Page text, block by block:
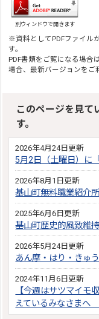
別ウィンドウで開きます
※資料としてPDFファイル
す。
PDF書類をご覧になる場合
場合、最新バージョンをご
このページを見て
す。
2026年4月24日更新
5月2日（土曜日）に
2026年8月1日更新
基山町無料職業紹介
2025年6月6日更新
基山町歴史的風致維
2026年5月24日更新
あん摩・はり・きゅ
2024年11月6日更新
【今週はサツマイモ
えているみなさまへ